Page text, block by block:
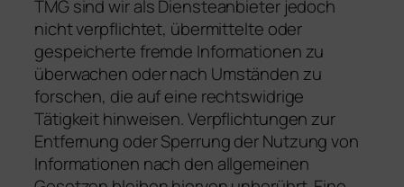
TMG sind wir als Diensteanbieter jedoch
nicht verpflichtet, übermittelte oder
gespeicherte fremde Informationen zu
überwachen oder nach Umständen zu
forschen, die auf eine rechtswidrige
Tätigkeit hinweisen. Verpflichtungen zur
Entfernung oder Sperrung der Nutzung von
Informationen nach den allgemeinen